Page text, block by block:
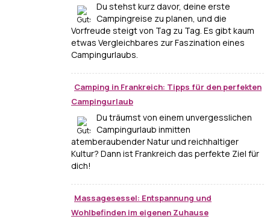
Du stehst kurz davor, deine erste
Campingreise zu planen, und die
Vorfreude steigt von Tag zu Tag. Es gibt kaum
etwas Vergleichbares zur Faszination eines
Campingurlaubs.
Camping in Frankreich: Tipps für den perfekten
Campingurlaub
Du träumst von einem unvergesslichen
Campingurlaub inmitten
atemberaubender Natur und reichhaltiger
Kultur? Dann ist Frankreich das perfekte Ziel für
dich!
Massagesessel: Entspannung und
Wohlbefinden im eigenen Zuhause